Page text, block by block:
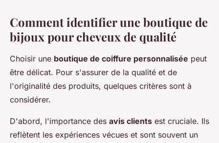
Comment identifier une boutique de
bijoux pour cheveux de qualité
Choisir une boutique de coiffure personnalisée peut
être délicat. Pour s'assurer de la qualité et de
l'originalité des produits, quelques critères sont à
considérer.
D'abord, l'importance des avis clients est cruciale. Ils
reflètent les expériences vécues et sont souvent un